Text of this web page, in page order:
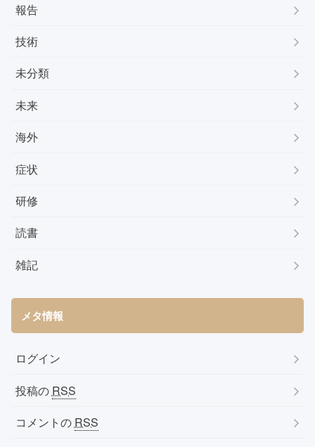
報告
技術
未分類
未来
海外
症状
研修
読書
雑記
メタ情報
ログイン
投稿の RSS
コメントの RSS